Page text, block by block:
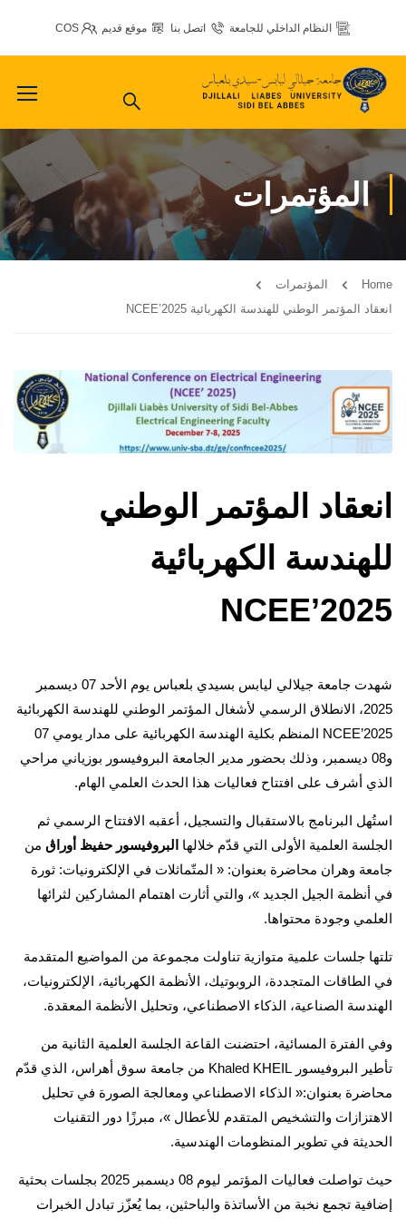
النظام الداخلي للجامعة اتصل بنا موقع قديم COS
المؤتمرات
Home
المؤتمرات
انعقاد المؤتمر الوطني للهندسة الكهربائية NCEE’2025
انعقاد المؤتمر الوطني
للهندسة الكهربائية
NCEE’2025
شهدت جامعة جيلالي ليابس بسيدي بلعباس يوم الأحد 07 ديسمبر
2025، الانطلاق الرسمي لأشغال المؤتمر الوطني للهندسة الكهربائية
NCEE’2025 المنظم بكلية الهندسة الكهربائية على مدار يومي 07
و08 ديسمبر، وذلك بحضور مدير الجامعة البروفيسور بوزياني مراحي
الذي أشرف على افتتاح فعاليات هذا الحدث العلمي الهام.
استُهل البرنامج بالاستقبال والتسجيل، أعقبه الافتتاح الرسمي ثم
الجلسة العلمية الأولى التي قدّم خلالها البروفيسور حفيظ أوراڨ من
جامعة وهران محاضرة بعنوان: « المتّماثلات في الإلكترونيات: ثورة
في أنظمة الجيل الجديد »، والتي أثارت اهتمام المشاركين لثرائها
العلمي وجودة محتواها.
تلتها جلسات علمية متوازية تناولت مجموعة من المواضيع المتقدمة
في الطاقات المتجددة، الروبوتيك، الأنظمة الكهربائية، الإلكترونيات،
الهندسة الصناعية، الذكاء الاصطناعي، وتحليل الأنظمة المعقدة.
وفي الفترة المسائية، احتضنت القاعة الجلسة العلمية الثانية من
تأطير البروفيسور Khaled KHEIL من جامعة سوق أهراس، الذي قدّم
محاضرة بعنوان:« الذكاء الاصطناعي ومعالجة الصورة في تحليل
الاهتزازات والتشخيص المتقدم للأعطال »، مبرزًا دور التقنيات
الحديثة في تطوير المنظومات الهندسية.
حيث تواصلت فعاليات المؤتمر ليوم 08 ديسمبر 2025 بجلسات بحثية
إضافية تجمع نخبة من الأساتذة والباحثين، بما يُعزّز تبادل الخبرات